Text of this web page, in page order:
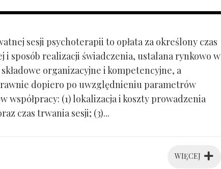
sesji psychoterapii to opłata za określony czas
i sposób realizacji świadczenia, ustalana rynkowo w
organizacyjne i kompetencyjne, a
dopiero po uwzględnieniu parametrów
współpracy: (1) lokalizacja i koszty prowadzenia
czas trwania sesji; (3)...
WIĘCEJ